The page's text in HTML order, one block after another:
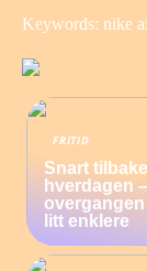
Keywords: nike
FRITID
Snart
hverdagen
litt enklere